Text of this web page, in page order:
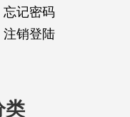
忘记密码
注销登陆
类